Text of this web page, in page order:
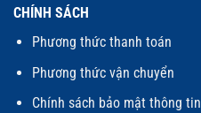
CHÍNH SÁCH
Phương thức thanh toán
Phương thức vận chuyển
Chính sách bảo mật thông tin